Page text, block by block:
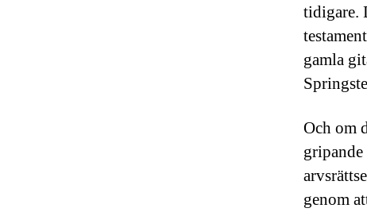
tidigare.
gamla
Och om
genom